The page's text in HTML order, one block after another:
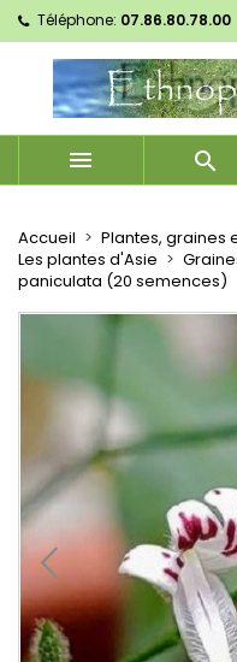
Téléphone: 07.86.80.78.00
 
Accueil
Plantes, graines
Les plantes d'Asie
paniculata (20 semences)
Mes listes
add_circle_outline Créer une
Créer une
Nom de la liste
Annuler
Connexion
Vous devez être
à votre liste d'envies.